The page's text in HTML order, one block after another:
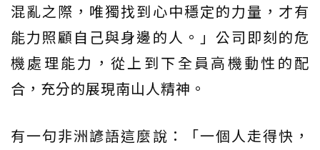
混亂之際，唯獨找到心中穩定的力量，才有
能力照顧自己與身邊的人。」公司即刻的危
機處理能力，從上到下全員高機動性的配
合，充分的展現南山人精神。
有一句非洲諺語這麼說：「一個人走得快，